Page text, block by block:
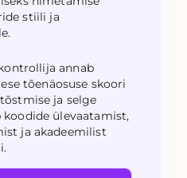
stiili ja
annab
tõenäosuse skoori
ja selge
ülevaatamist,
ja akadeemilist